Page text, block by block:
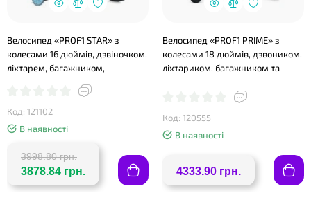
Велосипед «PROF1 STAR» з
колесами 16 дюймів, дзвіночком,
ліхтарем, багажником,
Код: 121102
В наявності
3998.80 грн.
3878.84 грн.
Велосипед «PROF1 PRIME» з
колесами 18 дюймів, дзвоником,
ліхтариком, багажником та
Код: 120555
В наявності
4333.90 грн.